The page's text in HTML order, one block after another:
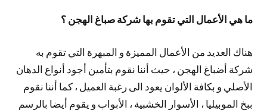
ما هي الأعمال التي تقوم بها شركة صباغ الهجن ؟
هناك العديد من الأعمال المميزة و المبهرة التي تقوم به
شركة أضباغ الهجن ، حيث أننا نقوم بتأمين أجود أنواع الدهان
الأصلي و بكافة الألوان يعود الى رغبة العميل ، كما أننا نقوم
ببخ الموبيليا ، الأسوار الخشبية ، الأبواب و يقوم أيضا بالرسم